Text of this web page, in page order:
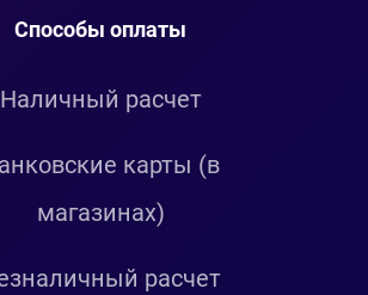
Способы оплаты
Наличный расчет
карты (в
магазинах)
расчет